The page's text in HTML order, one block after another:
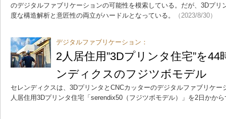
のデジタルファブリケーションの可能性を模索している。だが、3Dプリ
度な構造解析と意匠性の両立がハードルとなっている。
（2023/8/30）
デジタルファブリケーション：
2人居住用”3Dプリンタ住宅”を
ンディクスのフジツボモデル
セレンディクスは、3DプリンタとCNCカッターのデジタルファブリケ
人居住用3Dプリンタ住宅「serendix50（フジツボモデル）」を2日かか